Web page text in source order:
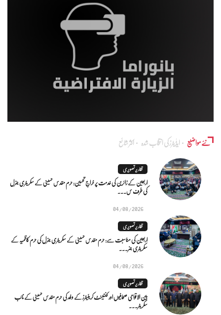
نئے مواضیع ایڈٰیٹرز کی انتخاب شدہ اکثر شائع
تقاریر تصویری
اربعین کے زائرین کی خدمت پر خراجِ تحسین: حرم مقدس حسینی کے سکریٹری جنرل
کی طرف س...
04/08/2026
تقاریر تصویری
اربعین کی مناسبت سے: حرم مقدس حسینی کے سکریٹری جنرل کی حرم کاظمیہ کے
سکریٹری جنر...
04/08/2026
تقاریر تصویری
بین الاقوامی صحافیوں اور کنٹینٹ کریئیٹرز کے وفد کی حرم مقدس حسینی کے نائب
سکریٹر...